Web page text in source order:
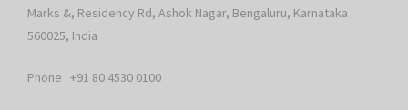
Marks &, Residency Rd, Ashok Nagar, Bengaluru, Karnataka
560025, India
Phone : +91 80 4530 0100